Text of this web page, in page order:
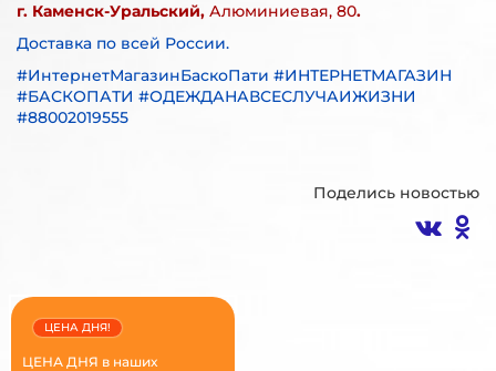
г. Каменск-Уральский, Алюминиевая, 80.
Доставка по всей России.
#ИнтернетМагазинБаскоПати #ИНТЕРНЕТМАГАЗИН
#БАСКОПАТИ #ОДЕЖДАНАВСЕСЛУЧАИЖИЗНИ
#88002019555
Поделись новостью
ЦЕНА ДНЯ в наших
ЦЕНА ДНЯ!